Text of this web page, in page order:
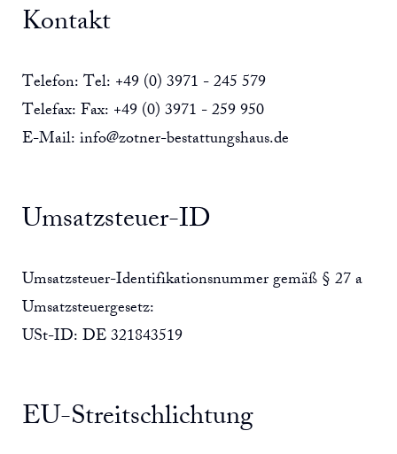
Kontakt
Telefon: Tel: +49 (0) 3971 - 245 579
Telefax: Fax: +49 (0) 3971 - 259 950
E-Mail:info@zotner-bestattungshaus.de
Umsatzsteuer-ID
Umsatzsteuer-Identifikationsnummer gemäß § 27 a
Umsatzsteuergesetz:
USt-ID: DE 321843519
EU-Streitschlichtung